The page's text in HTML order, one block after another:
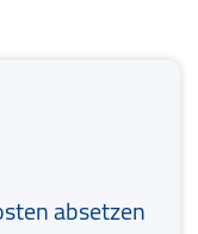
absetzen